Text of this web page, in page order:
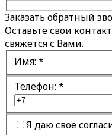
Заказать обратный
Оставьте свои
свяжется с Вами.
Имя: *
Телефон: *
Я даю свое